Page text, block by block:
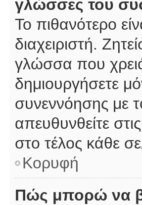
γλώσσες του
Το πιθανότερο
διαχειριστή.
γλώσσα που
δημιουργήσετε
συνεννόησης με
απευθυνθείτε
στο τέλος κάθε
Κορυφή
Πώς μπορώ να